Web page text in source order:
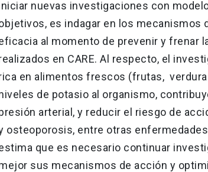
nuevas investigaciones con
es indagar en los mecanismos
al momento de prevenir y frenar
en CARE. Al respecto, el
en alimentos frescos (frutas,
de potasio al organismo,
arterial, y reducir el riesgo de
osteoporosis, entre otras
que es necesario continuar
sus mecanismos de acción y